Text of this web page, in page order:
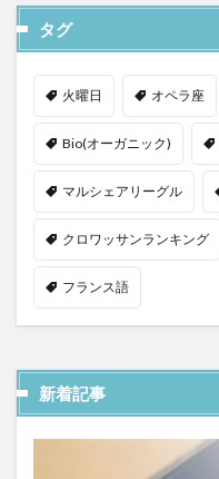
タグ
火曜日 オペラ座
Bio(オーガニック)
マルシェアリーグル
クロワッサンランキング
フランス語
新着記事